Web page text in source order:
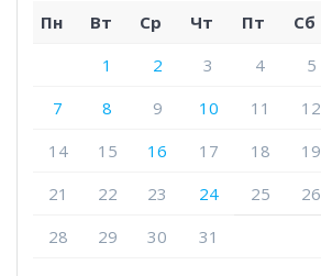
Пн Вт Ср Чт Пт Сб
1
2 3 4 5
7
8 9 10 11 12
14
15 16 17 18 19
21
22 23 24 25 26
28
29 30 31